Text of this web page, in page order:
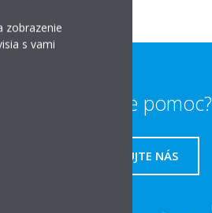
Potrebujete pomoc?
KONTAKTUJTE NÁS
zobrazenie
s vami